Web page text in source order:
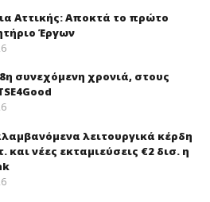
Αττικής: Αποκτά το πρώτο
Έργων
συνεχόμενη χρονιά, στους
λειτουργικά κέρδη
και νέες εκταμιεύσεις €2 δισ. η